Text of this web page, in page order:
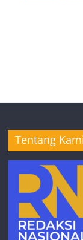
Tentang Kami